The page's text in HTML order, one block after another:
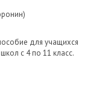
для учащихся
с 4 по 11 класс.